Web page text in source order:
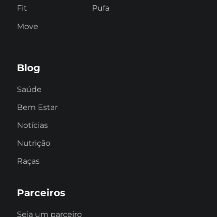
Fit
Move
Pufa
Blog
Saúde
Bem Estar
Notícias
Nutrição
Raças
Parceiros
Seja um parceiro